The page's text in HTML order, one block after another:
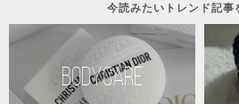
今読みたいトレンド記事
BODYCARE